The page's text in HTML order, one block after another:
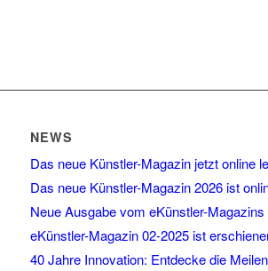
NEWS
Das neue Künstler-Magazin jetzt online
Das neue Künstler-Magazin 2026 ist
Neue Ausgabe vom eKünstler-Magazins
eKünstler-Magazin 02-2025 ist
40 Jahre Innovation: Entdecke die